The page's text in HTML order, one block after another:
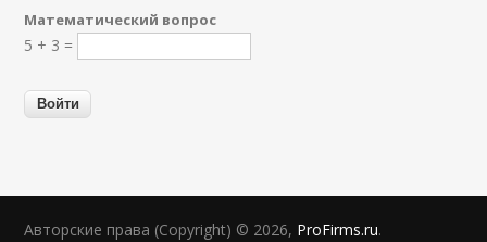
Математический вопрос
5 + 3 =
Авторские права (Copyright) © 2026, ProFirms.ru.